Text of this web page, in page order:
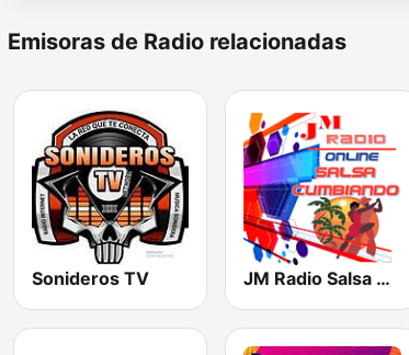
Emisoras de Radio relacionadas
Sonideros TV JM Radio Salsa Cumbiando